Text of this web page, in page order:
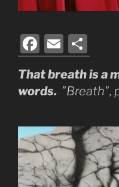
F
a
c
e
o
o
k
E
m
ai
l
ar
ta
g
That breath is a
words. "Breath",